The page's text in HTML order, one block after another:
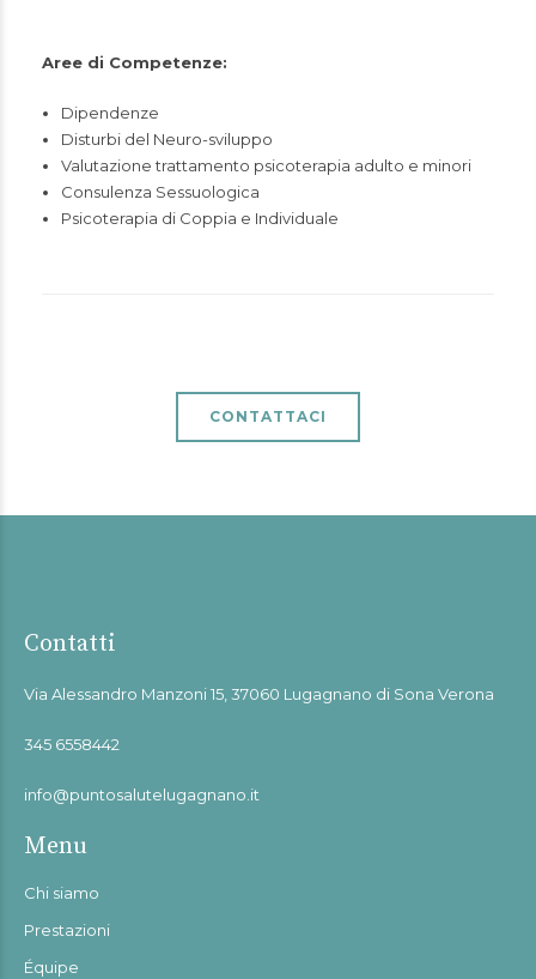
Aree di Competenze:
Dipendenze
Disturbi del Neuro-sviluppo
Valutazione trattamento psicoterapia adulto e minori
Consulenza Sessuologica
Psicoterapia di Coppia e Individuale
CONTATTACI
Contatti
Via Alessandro Manzoni 15, 37060 Lugagnano di Sona Verona
345 6558442
info@puntosalutelugagnano.it
Menu
Chi siamo
Prestazioni
Équipe